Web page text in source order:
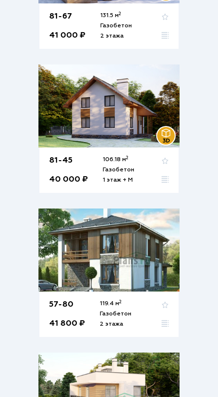
81-67
41 000 ₽
131.5 м2
Газобетон
2 этажа
81-45
40 000 ₽
106.18 м2
Газобетон
1 этаж + М
57-80
41 800 ₽
119.4 м2
Газобетон
2 этажа